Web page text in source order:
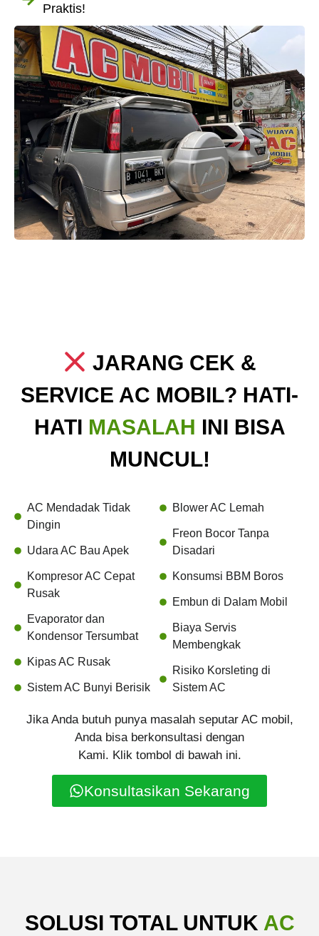
Praktis!
JARANG CEK &
SERVICE AC MOBIL? HATI-
HATI MASALAH INI BISA
MUNCUL!
AC Mendadak Tidak
Dingin
Udara AC Bau Apek
Kompresor AC Cepat
Rusak
Evaporator dan
Kondensor Tersumbat
Kipas AC Rusak
Sistem AC Bunyi Berisik
Blower AC Lemah
Freon Bocor Tanpa
Disadari
Konsumsi BBM Boros
Embun di Dalam Mobil
Biaya Servis
Membengkak
Risiko Korsleting di
Sistem AC
Jika Anda butuh punya masalah seputar AC mobil,
Anda bisa berkonsultasi dengan
Kami. Klik tombol di bawah ini.
Konsultasikan Sekarang
SOLUSI TOTAL UNTUK AC